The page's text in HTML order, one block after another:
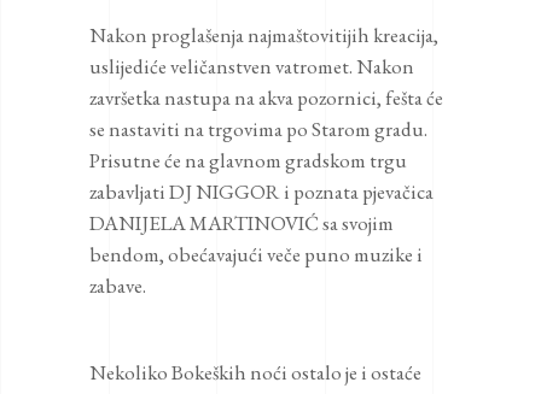
Nakon proglašenja najmaštovitijih kreacija,
uslijediće veličanstven vatromet. Nakon
završetka nastupa na akva pozornici, fešta će
se nastaviti na trgovima po Starom gradu.
Prisutne će na glavnom gradskom trgu
zabavljati DJ NIGGOR i poznata pjevačica
DANIJELA MARTINOVIĆ sa svojim
bendom, obećavajući veče puno muzike i
zabave.
Nekoliko Bokeških noći ostalo je i ostaće